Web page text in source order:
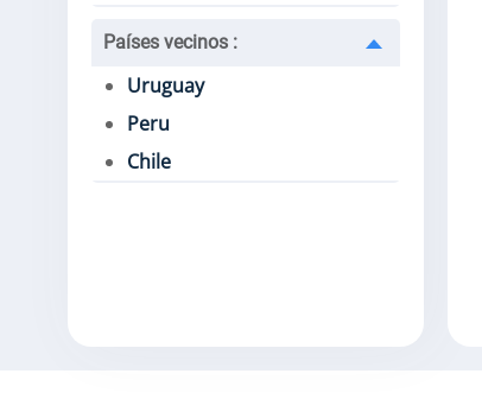
Países vecinos :
Uruguay
Peru
Chile